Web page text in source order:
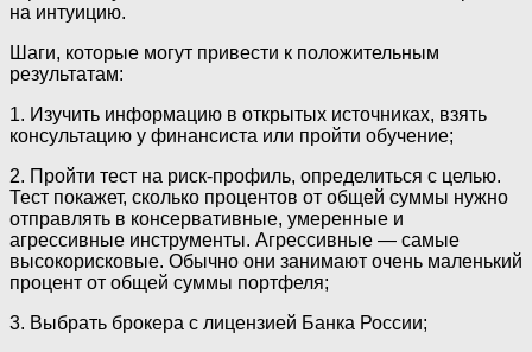
на интуицию.
Шаги, которые могут привести к положительным
результатам:
1. Изучить информацию в открытых источниках, взять
консультацию у финансиста или пройти обучение;
2. Пройти тест на риск-профиль, определиться с целью.
Тест покажет, сколько процентов от общей суммы нужно
отправлять в консервативные, умеренные и
агрессивные инструменты. Агрессивные — самые
высокорисковые. Обычно они занимают очень маленький
процент от общей суммы портфеля;
3. Выбрать брокера с лицензией Банка России;